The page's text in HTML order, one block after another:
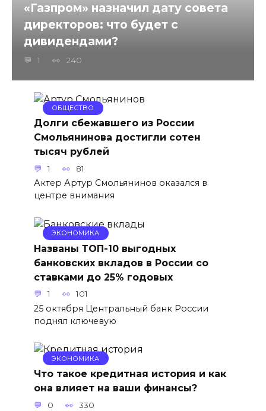
«Газпром» назначил дату совета
директоров: что будет с
дивидендами?
1 240
ОБЩЕСТВО
Долги сбежавшего из России
Смольянинова достигли сотен
тысяч рублей
1 81
Актер Артур Смольянинов оказался в
центре внимания
ЭКОНОМИКА
Названы ТОП-10 выгодных
банковских вкладов в России со
ставками до 25% годовых
1 101
25 октября Центральный банк России
поднял ключевую
ЭКОНОМИКА
Что такое кредитная история и как
она влияет на ваши финансы?
0 330